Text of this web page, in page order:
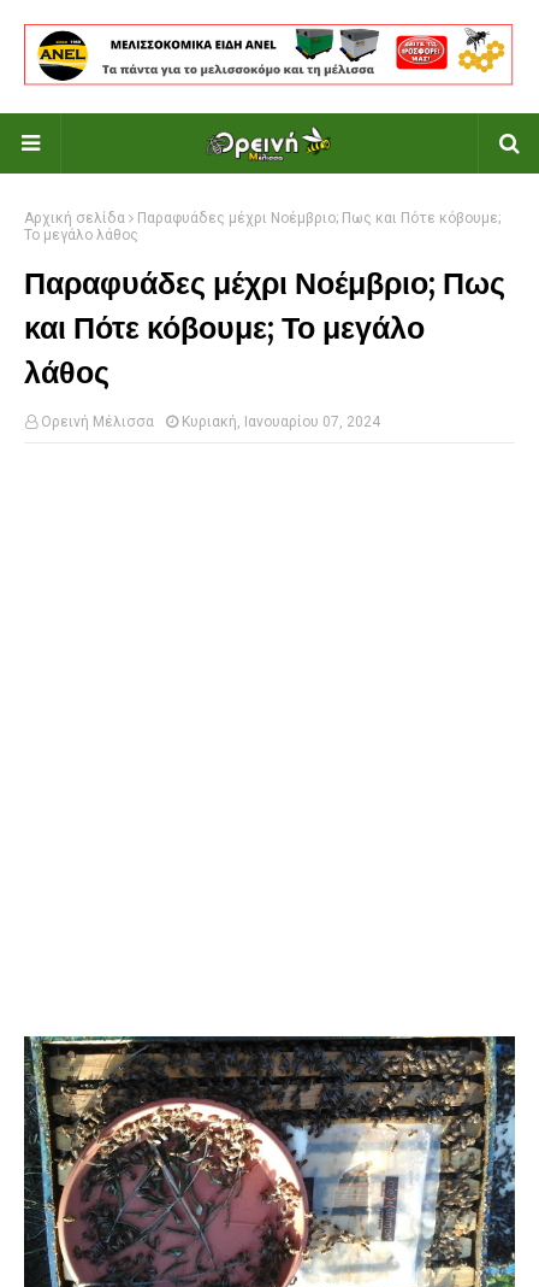
Αρχική σελίδα
Παραφυάδες μέχρι Νοέμβριο; Πως και Πότε κόβουμε;
Το μεγάλο λάθος
Παραφυάδες μέχρι Νοέμβριο; Πως
και Πότε κόβουμε; Το μεγάλο
λάθος
Ορεινή Μέλισσα Κυριακή, Ιανουαρίου 07, 2024